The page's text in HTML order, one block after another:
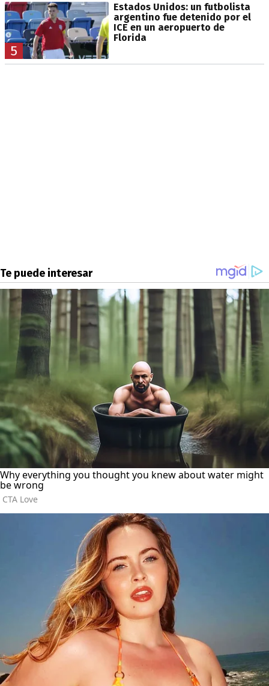
5
Estados Unidos: un futbolista
argentino fue detenido por el
ICE en un aeropuerto de
Florida